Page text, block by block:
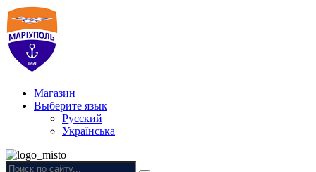
Магазин
Выберите язык
Русский
Українська